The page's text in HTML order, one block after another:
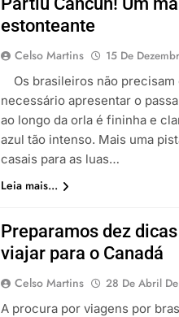
estonteante
Celso Martins 15 De
Os brasileiros não precisam
necessário apresentar o
ao longo da orla é fininha e
azul tão intenso. Mais uma
casais para as luas…
Leia mais...
Preparamos dez
viajar para o Canadá
Celso Martins 28 De Abril
A procura por viagens por